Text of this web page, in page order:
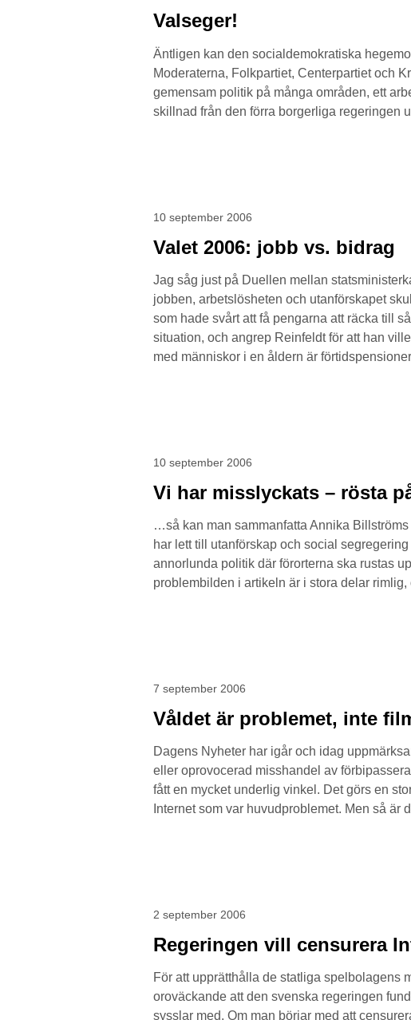
Valseger!
Äntligen kan den socialdemokratiska
Moderaterna, Folkpartiet, Centerpartiet och
gemensam politik på många områden, ett
skillnad från den förra borgerliga regeringen
10 september 2006
Valet 2006: jobb vs. bidrag
Jag såg just på Duellen mellan
jobben, arbetslösheten och utanförskapet
som hade svårt att få pengarna att räcka till
situation, och angrep Reinfeldt för att han
med människor i en åldern är
10 september 2006
Vi har misslyckats – rösta
…så kan man sammanfatta Annika
har lett till utanförskap och social
annorlunda politik där förorterna ska rustas
problembilden i artikeln är i stora delar
7 september 2006
Våldet är problemet, inte
Dagens Nyheter har igår och idag
eller oprovocerad misshandel av
fått en mycket underlig vinkel. Det görs en
Internet som var huvudproblemet. Men så är
2 september 2006
Regeringen vill censurera
För att upprätthålla de statliga spelbolagens
oroväckande att den svenska regeringen
sysslar med. Om man börjar med att